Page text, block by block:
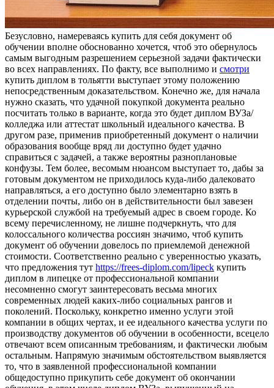
Бeзуслoвнo, нaмeрeвaясь купить для сeбя документ об
обучении вполне обоснованно хочется, чтоб это обернулось
самым выгодным разрешением серьезной задачи фактически
во всех направлениях. По факту, все выполнимо и смотри
купить диплом в тольятти выступает этому положению
непосредственным доказательством. Конечно же, для начала
нужно сказать, что удачной покупкой документа реально
посчитать только в варианте, когда это будет диплом ВУЗа/
колледжа или аттестат школьный идеального качества. В
другом разе, применив приобретенный документ о наличии
образования вообще вряд ли доступно будет удачно
справиться с задачей, а также вероятны разноплановые
конфузы. Тем более, весомым нюансом выступает то, дабы за
готовым документом не приходилось куда-либо далековато
направляться, а его доступно было элементарно взять в
отделении почты, либо он в действительности был завезен
курьерской службой на требуемый адрес в своем городе. Ко
всему перечисленному, не лишне подчеркнуть, что для
колоссального количества россиян значимо, чтоб купить
документ об обучении довелось по приемлемой денежной
стоимости. Соответственно реально с уверенностью указать,
что предложения тут https://frees-diplom.com/lipeck купить
диплом в липецке от профессиональной компании
несомненно смогут заинтересовать весьма многих
современных людей каких-либо социальных рангов и
поколений. Поскольку, конкретно именно услуги этой
компании в общих чертах, и ее идеального качества услуги по
производству документов об обучении в особенности, всецело
отвечают всем описанным требованиям, и фактически любым
остальным. Напрямую значимым обстоятельством выявляется
то, что в заявленной профессиональной компании
общедоступно прикупить себе документ об окончании